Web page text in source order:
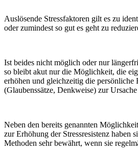
Auslösende Stressfaktoren gilt es zu
oder zumindest so gut es geht zu
Ist beides nicht möglich oder nur
so bleibt akut nur die Möglichkeit, die
erhöhen und gleichzeitig die persönliche
(Glaubenssätze, Denkweise) zur
Neben den bereits genannten
zur Erhöhung der Stressresistenz haben
Methoden sehr bewährt, wenn sie